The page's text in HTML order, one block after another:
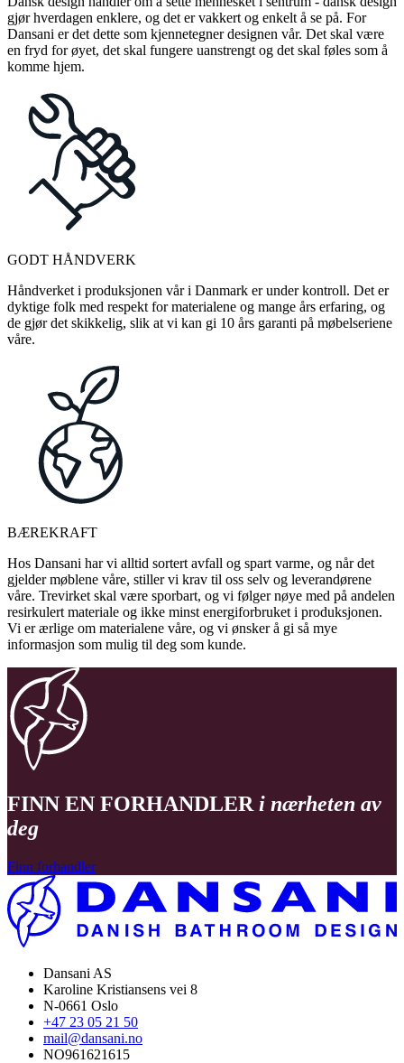
gjør hverdagen enklere, og det er vakkert og enkelt å se på. For
Dansani er det dette som kjennetegner designen vår. Det skal være
en fryd for øyet, det skal fungere uanstrengt og det skal føles som å
komme hjem.
GODT HÅNDVERK
Håndverket i produksjonen vår i Danmark er under kontroll. Det er
dyktige folk med respekt for materialene og mange års erfaring, og
de gjør det skikkelig, slik at vi kan gi 10 års garanti på møbelseriene
våre.
BÆREKRAFT
Hos Dansani har vi alltid sortert avfall og spart varme, og når det
gjelder møblene våre, stiller vi krav til oss selv og leverandørene
våre. Trevirket skal være sporbart, og vi følger nøye med på andelen
resirkulert materiale og ikke minst energiforbruket i produksjonen.
Vi er ærlige om materialene våre, og vi ønsker å gi så mye
informasjon som mulig til deg som kunde.
FINN EN FORHANDLER i nærheten av
deg
Finn forhandler
Dansani AS
Karoline Kristiansens vei 8
N-0661 Oslo
+47 23 05 21 50
mail@dansani.no
NO961621615